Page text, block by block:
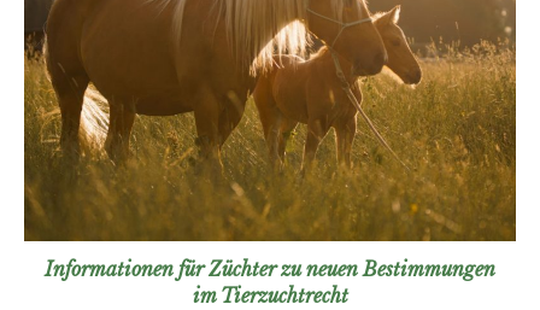
Informationen für Züchter zu neuen Bestimmungen
im Tierzuchtrecht